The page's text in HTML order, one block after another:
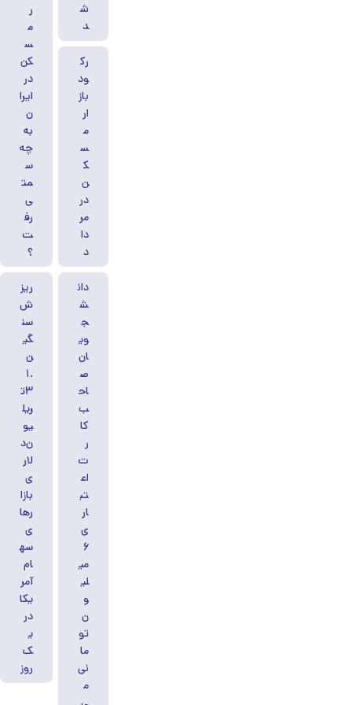
ش
د
رک
ود
باز
ار
م
س
ک
ن
در
مر
دا
د
دان
ش
ج
وی
ان
ص
اح
ب
کا
ر
ت
اع
تب
ار
ی
۶
می
لی
و
ن
تو
ما
نی
م
ر
م
س
کن
در
ایرا
ن
به
چه
س
مت
ی
رف
ت
؟
ریز
ش
سن
گی
ن
۱.
۳ت
ریل
یو
ن‌د
لار
ی
بازا
رها
ی
سه
ام
آمر
یکا
در
ی
ک
روز